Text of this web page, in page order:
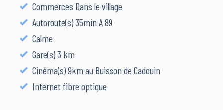
Commerces Dans le village
Autoroute(s) 35min A 89
Calme
Gare(s) 3 km
Cinéma(s) 9km au Buisson de Cadouin
Internet fibre optique